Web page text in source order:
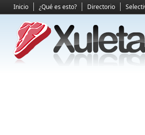
Inicio ¿Qué es esto? Directorio